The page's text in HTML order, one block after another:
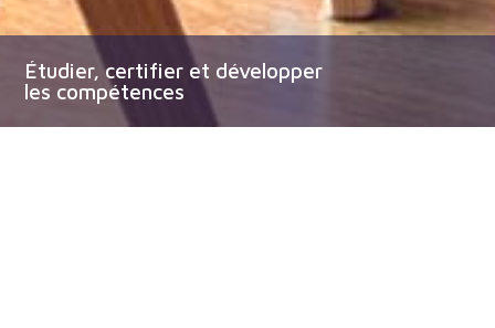
Étudier, certifier et développer
les compétences